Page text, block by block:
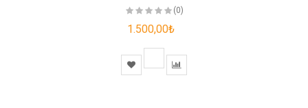
(0)
1.500,00₺